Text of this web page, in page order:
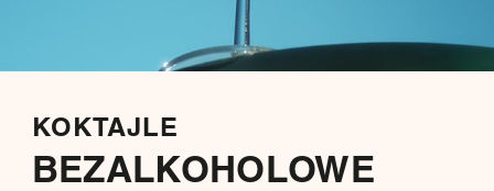
KOKTAJLE
BEZALKOHOLOWE